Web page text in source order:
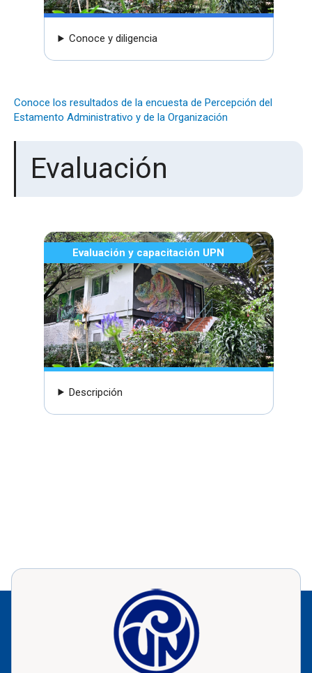
Conoce y diligencia
Conoce los resultados de la encuesta de Percepción del
Estamento Administrativo y de la Organización
Evaluación
Evaluación y capacitación UPN
Descripción